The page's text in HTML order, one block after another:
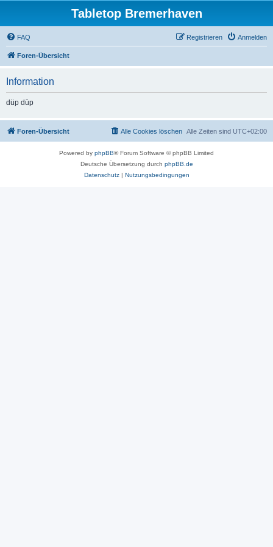
Tabletop Bremerhaven
FAQ Anmelden
Registrieren
Foren-Übersicht
Information
düp düp
Foren-Übersicht Alle Zeiten sind UTC+02:00
Alle Cookies löschen
Powered by phpBB® Forum Software © phpBB Limited
Deutsche Übersetzung durch phpBB.de
Datenschutz| Nutzungsbedingungen